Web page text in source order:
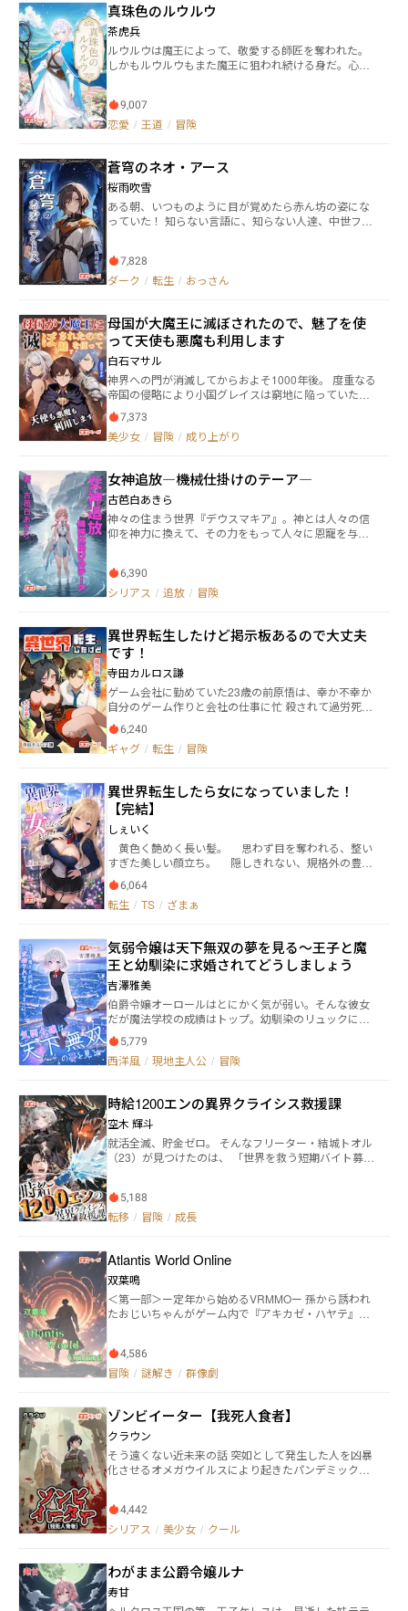
けて国を丸ごと石化させると、忽然と姿を消した。 こ
うしてイーシュファルトは地上の人々から忘れ去ら
れ、その歴史から姿を消すこととなった。 そして五百
年の後。 突如、王国の姫・エリン＝イーシュファルト
の石化が解ける。 レオンハルトへの復讐と王国の再起
そこに隠された悪魔の書を手にする。 それこそがレオ
ンハルトの持って行った儀式用の写本ではない、悪魔
の王が封じられた本物の『蒼天のグリモワール』だっ
一流、悪魔と契約し、絶大な力を入手したエリンの復
讐の旅が今始まる。
真珠色のルウルウ
茶虎兵
ルウルウは魔王によって、敬愛する師匠を奪われた。
しかもルウルウもまた魔王に狙われ続ける身だ。心当
を囚え、ルウルウの身も狙っているらしい。すべてを
取り戻すべく、ルウルウは魔王討伐の旅に出る。人間
いかない旅の果てに、ルウルウは恋と真実を知る。 こ
れは、世界を救う、愛と冒険の物語――。
9,007
恋愛 / 王道 / 冒険
蒼穹のネオ・アース
桜雨吹雪
ある朝、いつものように目が覚めたら赤ん坊の姿にな
っていた！ 知らない言語に、知らない人達、中世ファ
やがて呑み込んでいく だが、現代日本と違い、世界に
は死が蔓延っていた。医療は発達していないが、治癒
前に、見知らぬ少年が現れる。 「ぼくも、過去から来
たんだ」 少年はそんな意味深な事を言って──？ ダー
クファンタジー×SFファンタジー
7,828
ダーク / 転生 / おっさん
母国が大魔王に滅ぼされたので、魅了を使
って天使も悪魔も利用します
白石マサル
神界への門が消滅してからおよそ1000年後。 度重なる
帝国の侵略により小国グレイスは窮地に陥っていた。
グレイス王は帝国に対抗するため《降魔の儀式》に手
を出す。 禁術の代償は余りにも大きく、大魔王サタン
によってグレイス国は滅亡してしまう。 それから6年
選ばれたアルには大悪魔の魂《デザイア》が宿ってい
た。 アルは《デザイア》の影響で無自覚に魅了《チャ
ーム》を掻けてしまっていた。 従者であるジブリール
には魅了《チャ－ム》が効かなかった為、定期的に魔
力を吸魔して制御していた。 自分に宿った大悪魔の魂
ヘイム王国へ足を踏み入れた。 この物語は一人の青年
が儀式の生贄となり、滅ぼされた母国を再建させるま
での軌跡である。
7,373
美少女 / 冒険 / 成り上がり
女神追放―機械仕掛けのテーア―
古芭白あきら
神々の住まう世界『デウスマキア』。神とは人々の信
仰を神力に換えて、その力をもって人々に恩寵を与え
ナ』。かつて神々が住み繁栄していた世界。しかし、
魔導工学の発達が人々から信仰を奪い、神々は信者と
歩んでいた。信仰が無ければ神は存在できない。エク
スマキナに追放されたリアナも徐々に力を失い消えて
なくなるはずであった。 一方、考古学者の祖父と白竜
の子供ナヴィと共にヒィロは『旅立ちの塔《ノアズア
ーク》』へと調査にやって来ていた。その内部でヒィ
ロはこの地に降り立つリアナと邂逅する。 二人の出会
いが遥かな眠りについていた白銀の魔鎧兵『ルーナス
テラ』を呼び覚ます。 若き女神リアナと冒険心あふれ
るヒィロがルーナステラを駆り冒険の旅へ飛び出す
6,390
シリアス / 追放 / 冒険
異世界転生したけど掲示板あるので大丈夫
です！
寺田カルロス謙
ゲーム会社に勤めていた23歳の前原悟は、幸か不幸か
自分のゲーム作りと会社の仕事に忙 殺されて過労死
し、彼の作っていたファンタジーRPGゲーム”アイセラ
大陸”の世界へと転生 してしまう。その世界では人間と
魔族との一千年の争いが絶えず起こる中、彼は“アルフ
に彼らの能力を自分の能力として使いながら冒険をし
てゆく。いったい彼ら はどのような目的で掲示板に参
加するのか、そしてこの物語の主人公である前原悟は
この異 世界でどのような人生を歩み、成長し、また彼
らと対峙し、時に仲間として行動していくの か、前原
悟とその周りを取り囲むアルファ掲示板の参加者の果
てしない冒険譚が今始まる！
6,240
ギャグ / 転生 / 冒険
異世界転生したら女になっていました！
【完結】
しぇいく
黄色く艶めく長い髪。 思わず目を奪われる、整い
すぎた美しい顔立ち。 隠しきれない、規格外の豊か
な胸。 細く引き締まった腰と、思わず見惚れる理想
的なくびれ。 短いスカートから覗く、しなやかで艶
のある太もも。 後ろ姿さえ視線を奪う、丸みを帯び
イル。 まさに「美少女」という言葉を形にしたよう
な存在――。 ……だが、中身は元男！！！ 俺が異世界
で目を覚ますと、なぜか絶世の美少女に転生してい
た。 「なんじゃこりゃぁぁぁああ
あ！！！！？！？！？」 元男の価値観と、美少女と
して扱われる現実。そのギャップに毎日振り回されな
がらも、今日も異世界を生き抜いていく！ これは、
最強の美少女になってしまった”元男”の、勘違いと波
乱だらけの異世界転生物語！
6,064
転生 / TS / ざまぁ
気弱令嬢は天下無双の夢を見る〜王子と魔
王と幼馴染に求婚されてどうしましょう
吉澤雅美
伯爵令嬢オーロールはとにかく気が弱い。そんな彼女
だが魔法学校の成績はトップ。幼馴染のリュックに助
けてもらいつつ、なんとか卒業の日を迎える。 穏やか
な人生を送りたい彼女だが、なんと卒業式で王子の魔
王討伐パーティにスカウトされてしまいダンジョン
て読める内容です。 どうぞお楽しみに。
5,779
西洋風 / 現地主人公 / 冒険
時給1200エンの異界クライシス救援課
空木 輝斗
就活全滅、貯金ゼロ。 そんなフリーター・結城トオル
（23）が見つけたのは、 「世界を救う短期バイト募
課」に転送されてしまう。 時給は1200エン。 仕事内
容は――火を噴くドラゴンのくしゃみ止めから、魔王城の
が、待っていたのは理不尽な給与明細と、ブラックぎ
みな職場環境。 「命懸けで働いて、時給は1200エンっ
てどういうこと！？」 そんな不満から、トオルはつい
に組合騒動に巻き込まれ―― なぜか“異界労働交渉の代
表”にされてしまう！？ 命を守るヒーローのはずが、今
代未聞の異界バイトコメディ開幕！
5,188
転移 / 冒険 / 成長
Atlantis World Online
双葉鳴
＜第一部＞ー定年から始めるVRMMOー 孫から誘われ
たおじいちゃんがゲーム内で『アキカゼ・ハヤテ』と
いちゃんにプレイヤーからのツッコミが止まらない！
【全499話 180万字】完結 ＜第一部・幕間＞魂‼︎‼︎‼︎‼︎!
あげてるぞ！ 【全29話 9万字】 ＜二部＞ーバグから
始めるVRMMOー ひ孫の守護霊をして暮らしていた
『ハヤテ』が、ひょんなことからゲーム内でひ孫の妹
として暮らすはめに。降って沸いたデータ生命体生
活。前世の因縁も奇縁も巻き込んで、今度は『生産ス
けていく！ 【好評連載中！】
4,586
冒険 / 謎解き / 群像劇
ゾンビイーター【我死人食者】
クラウン
そう遠くない近未来の話 突如として発生した人を凶暴
化させるオメガウイルスにより起きたパンデミックに
るゾンビに襲われたところをソラという少女に救われ
る それをきっかけに一緒に行動することになった二人
密、ゾンビ、ゾンヒイーターという存在、そしてソラ
の正体 そんな世界を巡る二人はやがて惹かれ合い、お
互いに特別な感情を抱いていく 果たして、二人はこの
4,442
シリアス / 美少女 / クール
わがまま公爵令嬢ルナ
寿甘